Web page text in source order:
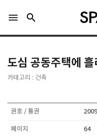
menu search
도심 공동주택에
카테고리 : 건축
권호 / 통권
페이지 64